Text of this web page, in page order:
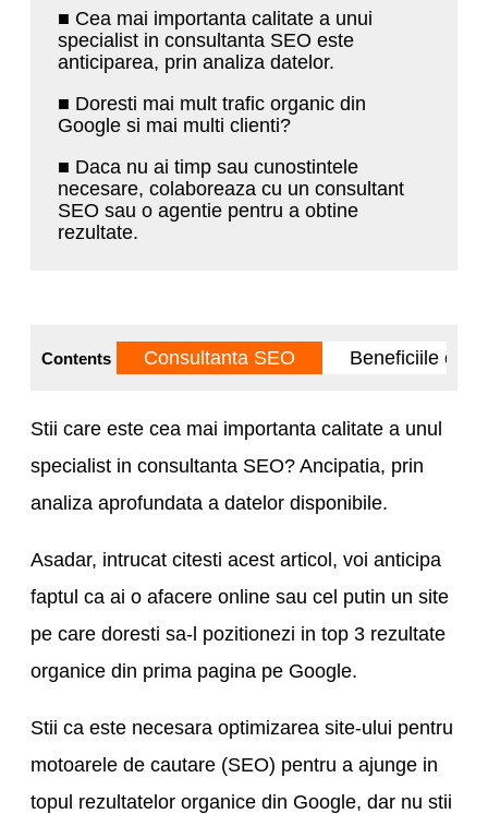
■ Cea mai importanta calitate a unui
specialist in consultanta SEO este
anticiparea, prin analiza datelor.
■ Doresti mai mult trafic organic din
Google si mai multi clienti?
■ Daca nu ai timp sau cunostintele
necesare, colaboreaza cu un consultant
SEO sau o agentie pentru a obtine
rezultate.
Stii care este cea mai importanta calitate a unul
specialist in consultanta SEO? Ancipatia, prin
analiza aprofundata a datelor disponibile.
Asadar, intrucat citesti acest articol, voi anticipa
faptul ca ai o afacere online sau cel putin un site
pe care doresti sa-l pozitionezi in top 3 rezultate
organice din prima pagina pe Google.
Stii ca este necesara optimizarea site-ului pentru
motoarele de cautare (SEO) pentru a ajunge in
topul rezultatelor organice din Google, dar nu stii
Contents Consultanta SEO Beneficiile